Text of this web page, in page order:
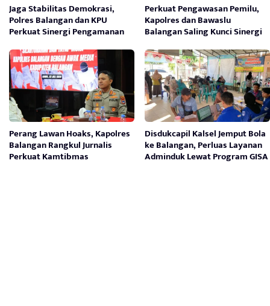
Jaga Stabilitas Demokrasi,
Polres Balangan dan KPU
Perkuat Sinergi Pengamanan
Perkuat Pengawasan Pemilu,
Kapolres dan Bawaslu
Balangan Saling Kunci Sinergi
Perang Lawan Hoaks, Kapolres
Balangan Rangkul Jurnalis
Perkuat Kamtibmas
Disdukcapil Kalsel Jemput Bola
ke Balangan, Perluas Layanan
Adminduk Lewat Program GISA